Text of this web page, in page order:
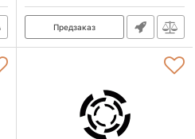
Предзаказ